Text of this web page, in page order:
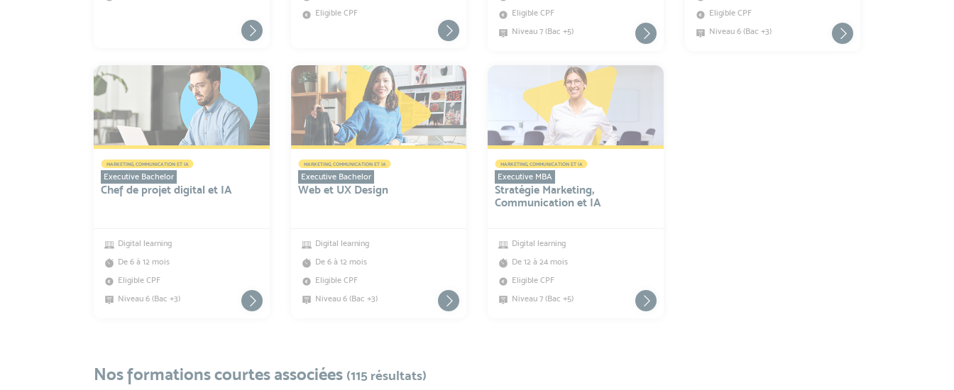
Eligible CPF
Eligible CPF
Niveau 7 (Bac +5)
Eligible CPF
Niveau 6 (Bac +3)
MARKETING, COMMUNICATION ET IA
Executive Bachelor
Chef de projet digital et IA
Digital learning
De 6 à 12 mois
Eligible CPF
Niveau 6 (Bac +3)
MARKETING, COMMUNICATION ET IA
Executive Bachelor
Web et UX Design
Digital learning
De 6 à 12 mois
Eligible CPF
Niveau 6 (Bac +3)
MARKETING, COMMUNICATION ET IA
Executive MBA
Stratégie Marketing,
Communication et IA
Digital learning
De 12 à 24 mois
Eligible CPF
Niveau 7 (Bac +5)
Nos formations courtes associées (115 résultats)